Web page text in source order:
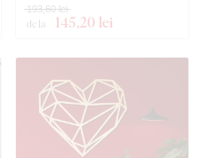
de la 145,20 lei
193,60 lei